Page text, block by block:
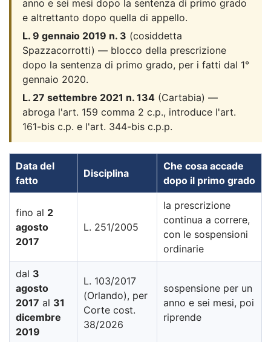
anno e sei mesi dopo la sentenza di primo grado
e altrettanto dopo quella di appello.
L. 9 gennaio 2019 n. 3 (cosiddetta
Spazzacorrotti) — blocco della prescrizione
dopo la sentenza di primo grado, per i fatti dal 1°
gennaio 2020.
L. 27 settembre 2021 n. 134 (Cartabia) —
abroga l'art. 159 comma 2 c.p., introduce l'art.
161-bis c.p. e l'art. 344-bis c.p.p.
Data del
fatto
Disciplina
Che cosa accade
dopo il primo grado
fino al 2
agosto
2017
L. 251/2005
la prescrizione
continua a correre,
con le sospensioni
ordinarie
dal 3
agosto
2017 al 31
dicembre
2019
L. 103/2017
(Orlando), per
Corte cost.
38/2026
sospensione per un
anno e sei mesi, poi
riprende